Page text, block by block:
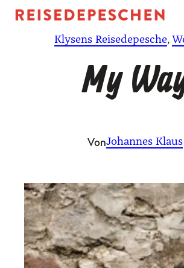
Zum
Klysens Reisedepesche,
My
VonJohannes Klaus